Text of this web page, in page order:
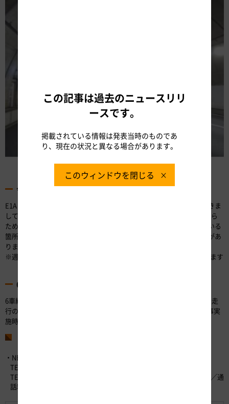
トンネル部
今後の完成予定
E1A 新東名（御殿場JCTから浜松いなさJCT間）のその他の区間につきま
しては、今年度内に順次完成を予定しています。完成予定時期は、あら
ためてお知らせいたします。なお、引き続き6車線化工事を実施している
箇所※では、路肩が狭く、最高速度が80km/hに規制されている区間があ
りますので、ご注意をお願いいたします。
※週ごとの交通規制予定を
で随時お知らせしています
6車線化の完成により期待される主な効果
6車線（片側3車線）化の完成で、ダブル連結トラックやトラック隊列走
行の安全確保や物流効率化、E1 東名の通行止め時やリニューアル工事実
施時の安定的な交通確保が期待されます。
・NEXCO中日本お客さまセンター （24時間365日対応）
TEL：0120-922-229 （フリーダイヤル）
TEL：052-223-0333 （フリーダイヤルがご利用になれないお客さま／通
話料有料）
この記事は過去のニュースリリ
ースです。
掲載されている情報は発表当時のものであ
り、現在の状況と異なる場合があります。
このウィンドウを閉じる